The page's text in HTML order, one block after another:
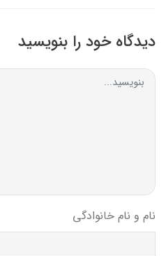
دیدگاه خود را بنویسید
نام و نام خانوادگی